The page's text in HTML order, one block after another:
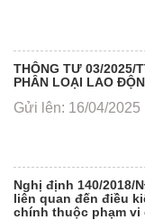
THÔNG TƯ 03/2025/
PHÂN LOẠI LAO
Gửi lên: 16/04/2025
Nghị định 140/2018/
liên quan đến điều
chính thuộc phạm vi